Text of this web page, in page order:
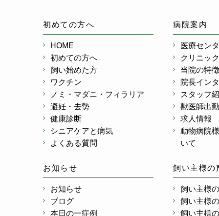
初めての方へ
HOME
初めての方へ
飼い始めた方
ワクチン
ノミ・マダニ・フィラリア
避妊・去勢
健康診断
シニアケアと病気
よくある質問
病院案内
医療セン
クリニッ
当院の特徴
院長イン
スタッフ
獣医師出
求人情報
動物病院
いて
お知らせ
お知らせ
ブログ
本日の一症例
飼い主様の
飼い主様
飼い主様
飼い主様